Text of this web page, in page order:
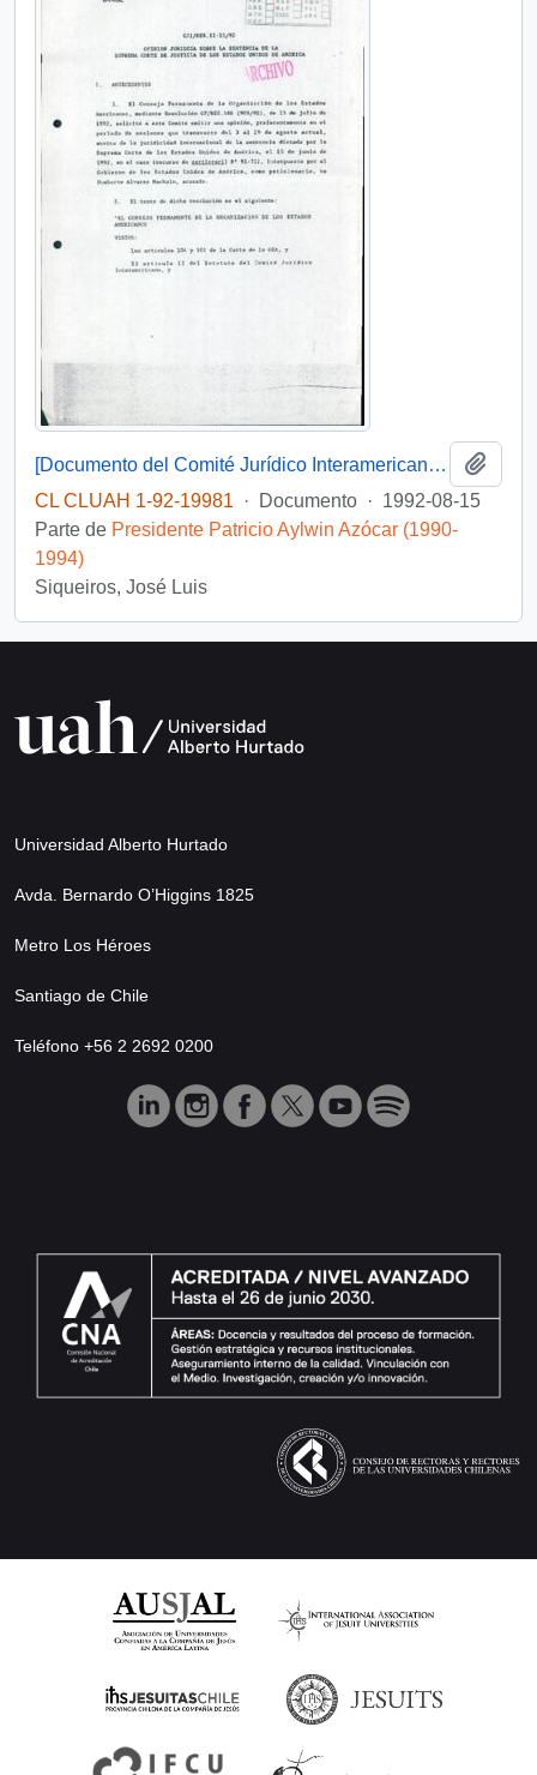
[Documento del Comité Jurídico Interamericano referente a sentencia de la Suprema Corte de Justicia de los Estados Unidos]
CL CLUAH 1-92-19981
· Documento · 1992-08-15
Parte de Presidente Patricio Aylwin Azócar (1990-
1994)
Siqueiros, José Luis
Universidad Alberto Hurtado
Avda. Bernardo O’Higgins 1825
Metro Los Héroes
Santiago de Chile
Teléfono +56 2 2692 0200